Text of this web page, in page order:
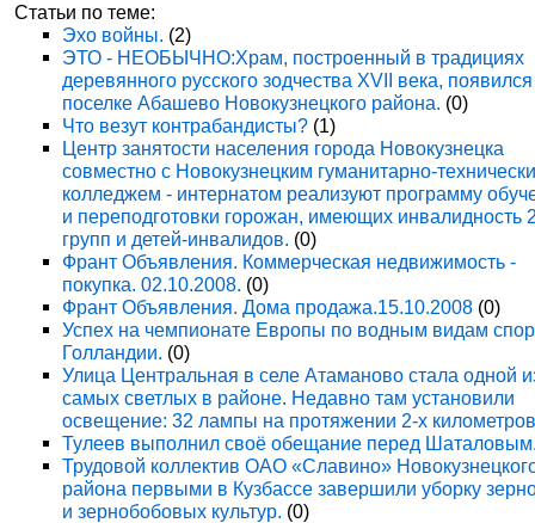
Статьи по теме:
Эхо войны. (2)
ЭТО - НЕОБЫЧНО:Храм, построенный в традициях
деревянного русского зодчества XVII века,
поселке Абашево Новокузнецкого района. (0)
Что везут контрабандисты? (1)
Центр занятости населения города Новокузнецка
совместно с Новокузнецким гуманитарно-
колледжем - интернатом реализуют программу
и переподготовки горожан, имеющих инвалидность
групп и детей-инвалидов. (0)
Франт Объявления. Коммерческая недвижимость -
покупка. 02.10.2008. (0)
Франт Объявления. Дома продажа.15.10.2008 (0)
Успех на чемпионате Европы по водным видам
Голландии. (0)
Улица Центральная в селе Атаманово стала одной
самых светлых в районе. Недавно там установили
освещение: 32 лампы на протяжении 2-х
Тулеев выполнил своё обещание перед
Трудовой коллектив ОАО «Славино»
района первыми в Кузбассе завершили уборку
и зернобобовых культур. (0)